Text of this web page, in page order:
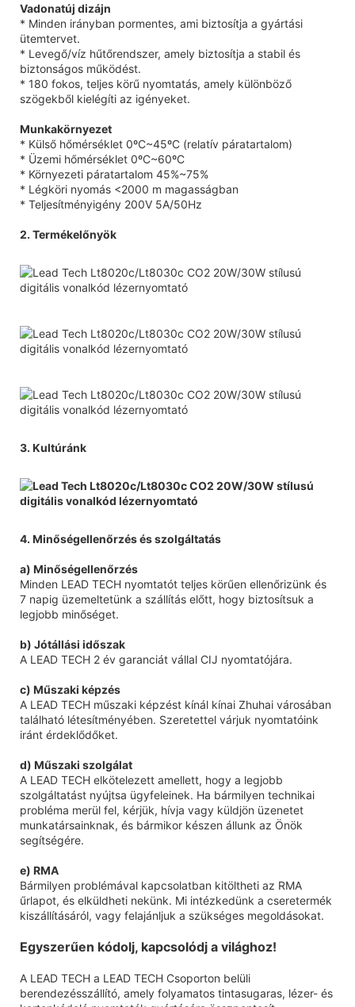
Vadonatúj dizájn
* Minden irányban pormentes, ami biztosítja a gyártási
ütemtervet.
* Levegő/víz hűtőrendszer, amely biztosítja a stabil és
biztonságos működést.
* 180 fokos, teljes körű nyomtatás, amely különböző
szögekből kielégíti az igényeket.
Munkakörnyezet
* Külső hőmérséklet 0ºC~45ºC (relatív páratartalom)
* Üzemi hőmérséklet 0ºC~60ºC
* Környezeti páratartalom 45%~75%
* Légköri nyomás <2000 m magasságban
* Teljesítményigény 200V 5A/50Hz
2. Termékelőnyök
3. Kultúránk
4. Minőségellenőrzés és szolgáltatás
a) Minőségellenőrzés
Minden LEAD TECH nyomtatót teljes körűen ellenőrizünk és
7 napig üzemeltetünk a szállítás előtt, hogy biztosítsuk a
legjobb minőséget.
b) Jótállási időszak
A LEAD TECH 2 év garanciát vállal CIJ nyomtatójára.
c) Műszaki képzés
A LEAD TECH műszaki képzést kínál kínai Zhuhai városában
található létesítményében. Szeretettel várjuk nyomtatóink
iránt érdeklődőket.
d) Műszaki szolgálat
A LEAD TECH elkötelezett amellett, hogy a legjobb
szolgáltatást nyújtsa ügyfeleinek. Ha bármilyen technikai
probléma merül fel, kérjük, hívja vagy küldjön üzenetet
munkatársainknak, és bármikor készen állunk az Önök
segítségére.
e) RMA
Bármilyen problémával kapcsolatban kitöltheti az RMA
űrlapot, és elküldheti nekünk. Mi intézkedünk a cseretermék
kiszállításáról, vagy felajánljuk a szükséges megoldásokat.
Egyszerűen kódolj, kapcsolódj a világhoz!
A LEAD TECH a LEAD TECH Csoporton belüli
berendezésszállító, amely folyamatos tintasugaras, lézer- és